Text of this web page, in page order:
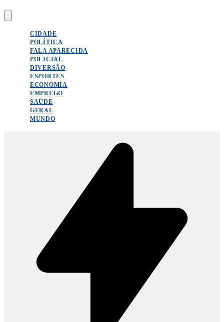
CIDADE
POLÍTICA
FALA APARECIDA
POLICIAL
DIVERSÃO
ESPORTES
ECONOMIA
EMPREGO
SAÚDE
GERAL
MUNDO